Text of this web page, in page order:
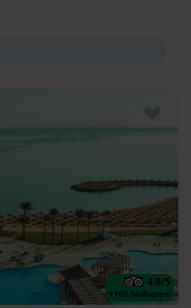
4.8/5
1109 hodnocení